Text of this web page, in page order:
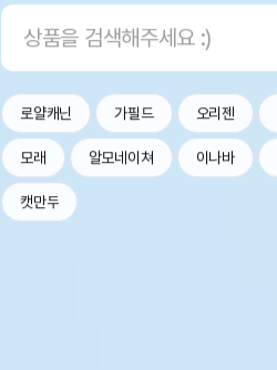
로얄캐닌 가필드 오리젠
모래 알모네이쳐 이나바
캣만두